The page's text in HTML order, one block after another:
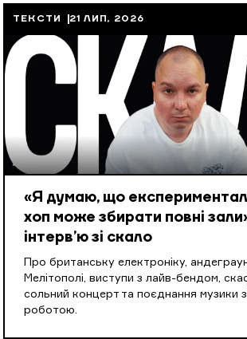
ТЕКСТИ 21 ЛИП, 2026
«Я думаю, що
хоп може збирати повні
інтерв’ю зі скало
Про британську електроніку,
Мелітополі, виступи з лайв-бендом,
сольний концерт та поєднання музики
роботою.